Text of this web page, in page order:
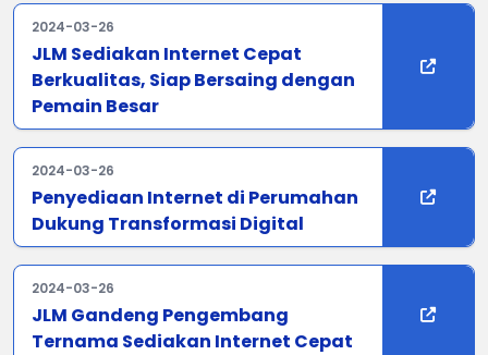
2024-03-26
JLM Sediakan Internet Cepat
Berkualitas, Siap Bersaing dengan
Pemain Besar
2024-03-26
Penyediaan Internet di Perumahan
Dukung Transformasi Digital
2024-03-26
JLM Gandeng Pengembang
Ternama Sediakan Internet Cepat